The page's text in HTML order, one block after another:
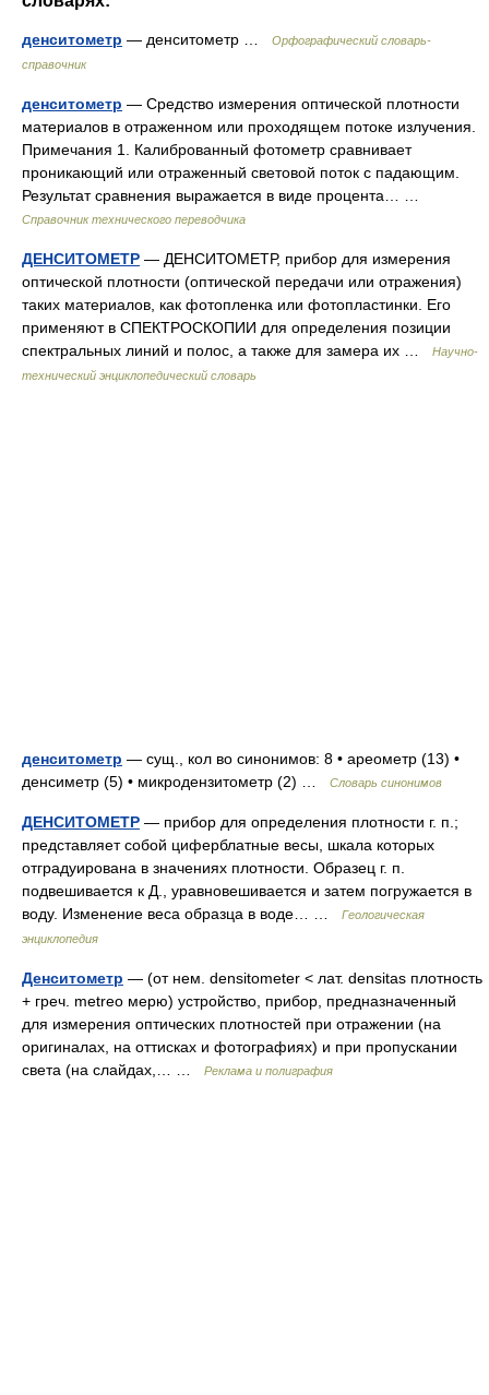
денситометр — денситометр …
Орфографический словарь-
справочник
денситометр — Средство измерения оптической плотности
материалов в отраженном или проходящем потоке излучения.
Примечания 1. Калиброванный фотометр сравнивает
проникающий или отраженный световой поток с падающим.
Результат сравнения выражается в виде процента… …
Справочник технического переводчика
ДЕНСИТОМЕТР — ДЕНСИТОМЕТР, прибор для измерения
оптической плотности (оптической передачи или отражения)
таких материалов, как фотопленка или фотопластинки. Его
применяют в СПЕКТРОСКОПИИ для определения позиции
спектральных линий и полос, а также для замера их …
Научно-
технический энциклопедический словарь
денситометр — сущ., кол во синонимов: 8 • ареометр (13) •
денсиметр (5) • микродензитометр (2) …
Словарь синонимов
ДЕНСИТОМЕТР — прибор для определения плотности г. п.;
представляет собой циферблатные весы, шкала которых
отградуирована в значениях плотности. Образец г. п.
подвешивается к Д., уравновешивается и затем погружается в
воду. Изменение веса образца в воде… …
Геологическая
энциклопедия
Денситометр — (от нем. densitometer < лат. densitas плотность
+ греч. metreo мерю) устройство, прибор, предназначенный
для измерения оптических плотностей при отражении (на
оригиналах, на оттисках и фотографиях) и при пропускании
света (на слайдах,… …
Реклама и полиграфия